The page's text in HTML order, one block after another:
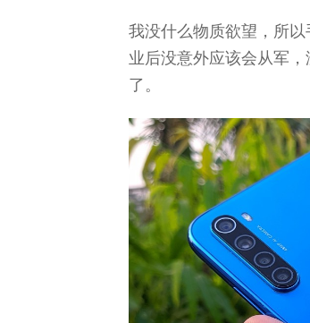
我没什么物质欲望，所
业后没意外应该会从军
了。